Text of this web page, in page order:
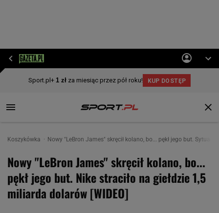
Koszykówka Nowy "LeBron James" skręcił kolano, bo... pękł jego but.
Nowy "LeBron James" skręcił kolano, bo...
pękł jego but. Nike straciło na giełdzie 1,5
miliarda dolarów [WIDEO]